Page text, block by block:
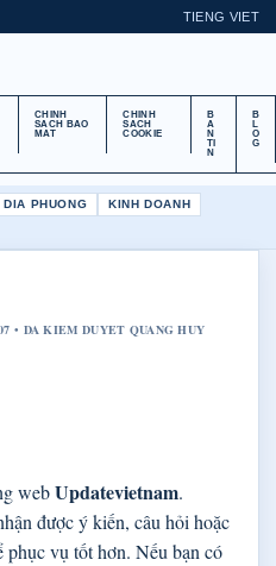
TIENG VIET
CHINH
SACH BAO
MAT
CHINH
SACH
COOKIE
B
A
N
TI
N
B
L
O
G
DIA PHUONG
KINH DOANH
• DA KIEM DUYET QUANG HUY
webUpdatevietnam.
được ý kiến, câu hỏi hoặc
phục vụ tốt hơn. Nếu bạn có